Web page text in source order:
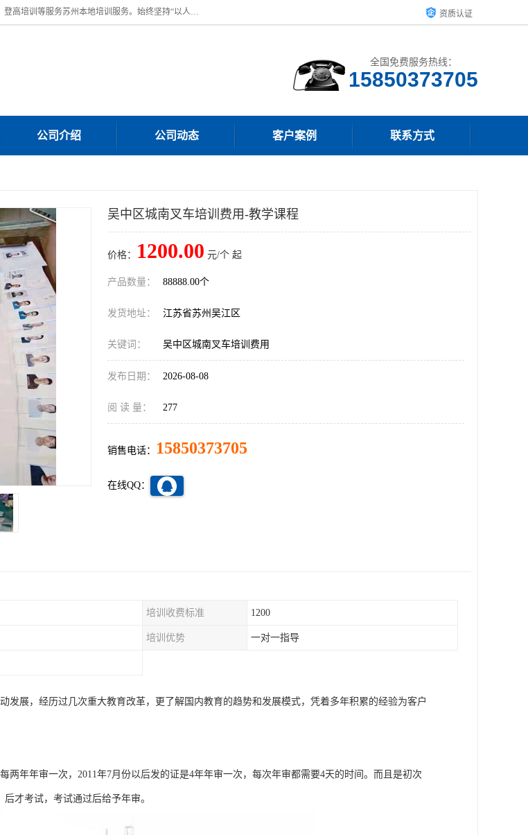
苏州宏远特种作业人员培训，提供：叉车培训、电焊工培训、电工培训、起重机培训、电梯培训、登高培训等服务苏州本地培训服务。始终坚持“以人为本，质量立校”的办学思想，以培养社会应用型人才为己任，明码收费，诚实守信，中途不收任何费用。随到随学，学会为止，一期未学会者免费再学，直到学会为止。 资质认证
全国免费服务热线：
15850373705
公司介绍 公司动态 客户案例 联系方式
吴中区城南叉车培训费用-教学课程
价格： 1200.00 元/个 起
产品数量： 88888.00个
发货地址： 江苏省苏州吴江区
关键词： 吴中区城南叉车培训费用
发布日期： 2026-08-08
阅 读 量： 277
销售电话： 15850373705
在线QQ：
培训收费标准 1200
培训优势 一对一指导
发展，经历过几次重大教育改革，更了解国内教育的趋势和发展模式，凭着多年积累的经验为客户
两年年审一次，2011年7月份以后发的证是4年年审一次，每次年审都需要4天的时间。而且是初次
才考试，考试通过后给予年审。